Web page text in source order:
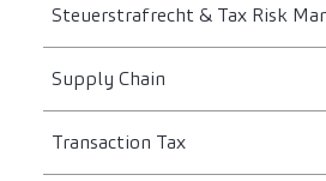
Steuerstrafrecht & Tax Risk
Supply Chain
Transaction Tax